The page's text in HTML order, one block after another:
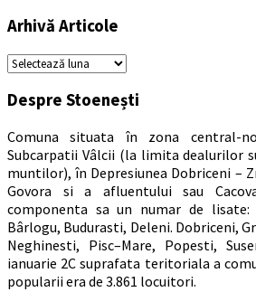
Arhivă Articole
Arhivă
Articole
Despre Stoenești
Comuna situata în zona central-
Subcarpatii Vâlcii (la limita dealurilor
muntilor), în Depresiunea Dobriceni –
Govora si a afluentului sau
componenta sa un numar de lisate:
Bârlogu, Budurasti, Deleni. Dobriceni,
Neghinesti, Pisc–Mare, Popesti,
ianuarie 2C suprafata teritoriala a
popularii era de 3.861 locuitori.